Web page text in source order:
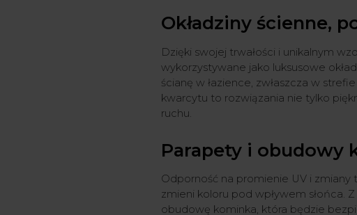
Okładziny ścienne,
Dzięki swojej trwałości i unikalnym
wykorzystywane jako luksusowe
ścianę w łazience, zwłaszcza w
kwarcytu to rozwiązania nie tylko
ruchu.
Parapety i obudowy
Odporność na promienie UV i zmiany
zmieni koloru pod wpływem słońca.
obudowę kominka, która będzie